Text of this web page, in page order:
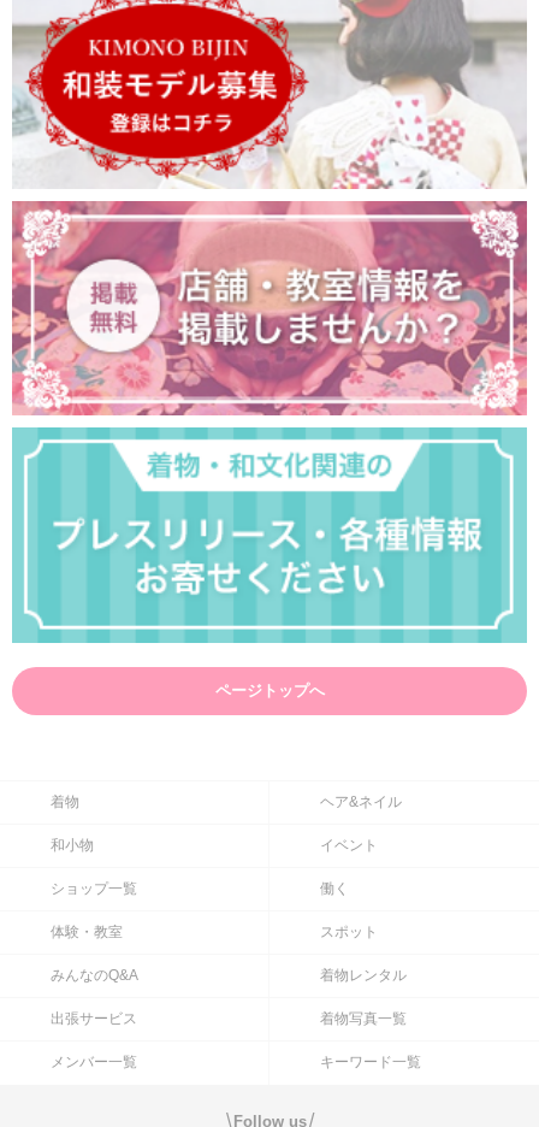
ページトップへ
着物 ヘア&ネイル
和小物 イベント
ショップ一覧 働く
体験・教室 スポット
みんなのQ&A 着物レンタル
出張サービス 着物写真一覧
メンバー一覧 キーワード一覧
\ Follow us/